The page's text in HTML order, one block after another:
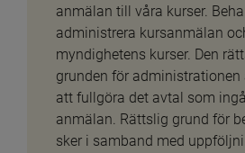
anmälan till våra kurser.
administrera kursanmälan
myndighetens kurser. Den
grunden för
att fullgöra det avtal som
anmälan. Rättslig grund för
sker i samband med